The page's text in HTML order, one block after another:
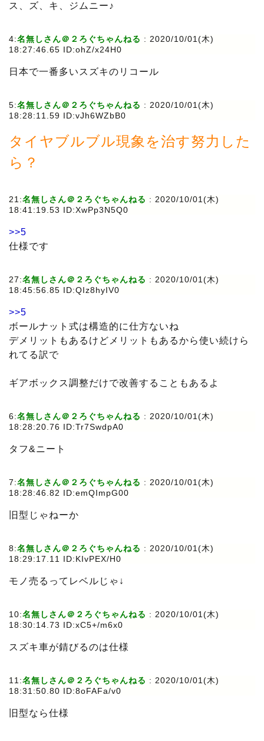
ス、ズ、キ、ジムニー♪
4:名無しさん＠２ろぐちゃんねる : 2020/10/01(木)
18:27:46.65 ID:ohZ/x24H0
日本で一番多いスズキのリコール
5:名無しさん＠２ろぐちゃんねる : 2020/10/01(木)
18:28:11.59 ID:vJh6WZbB0
タイヤブルブル現象を治す努力した
ら？
21:名無しさん＠２ろぐちゃんねる : 2020/10/01(木)
18:41:19.53 ID:XwPp3N5Q0
>>5
仕様です
27:名無しさん＠２ろぐちゃんねる : 2020/10/01(木)
18:45:56.85 ID:QIz8hyIV0
>>5
ボールナット式は構造的に仕方ないね
デメリットもあるけどメリットもあるから使い続けら
れてる訳で
ギアボックス調整だけで改善することもあるよ
6:名無しさん＠２ろぐちゃんねる : 2020/10/01(木)
18:28:20.76 ID:Tr7SwdpA0
タフ&ニート
7:名無しさん＠２ろぐちゃんねる : 2020/10/01(木)
18:28:46.82 ID:emQImpG00
旧型じゃねーか
8:名無しさん＠２ろぐちゃんねる : 2020/10/01(木)
18:29:17.11 ID:KIvPEX/H0
モノ売るってレベルじゃ↓
10:名無しさん＠２ろぐちゃんねる : 2020/10/01(木)
18:30:14.73 ID:xC5+/m6x0
スズキ車が錆びるのは仕様
11:名無しさん＠２ろぐちゃんねる : 2020/10/01(木)
18:31:50.80 ID:8oFAFa/v0
旧型なら仕様